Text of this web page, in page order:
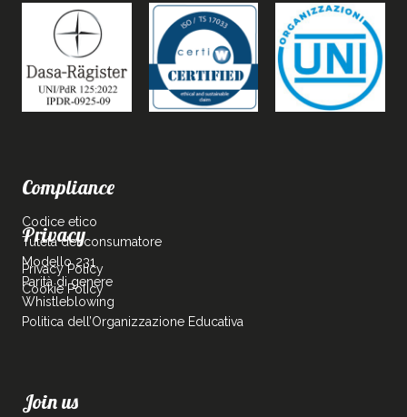
Compliance
Codice etico
Tutela del consumatore
Modello 231
Parità di genere
Whistleblowing
Politica dell’Organizzazione Educativa
Privacy
Privacy Policy
Cookie Policy
Join us